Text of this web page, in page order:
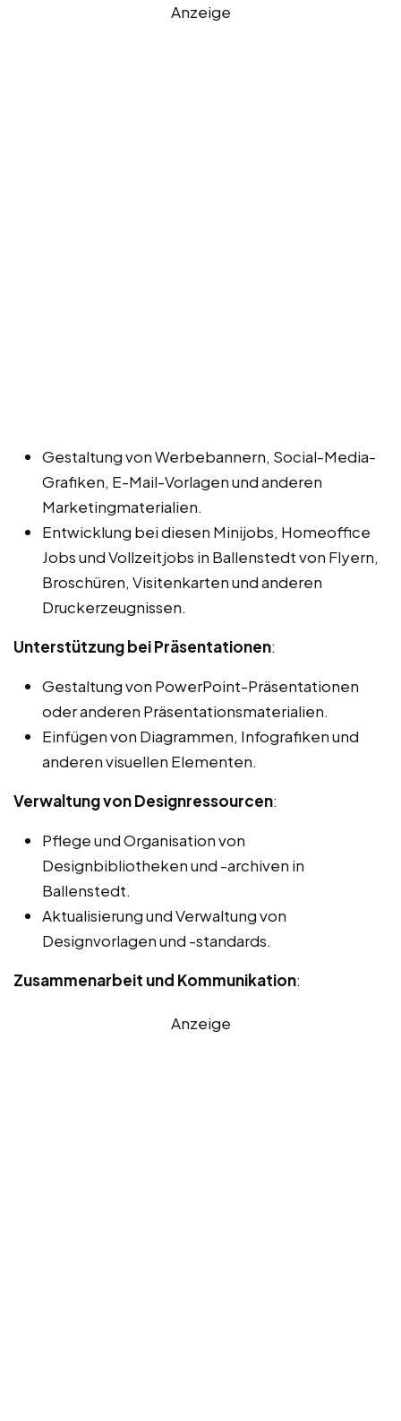
Anzeige
Gestaltung von Werbebannern, Social-Media-
Grafiken, E-Mail-Vorlagen und anderen
Marketingmaterialien.
Entwicklung bei diesen Minijobs, Homeoffice
Jobs und Vollzeitjobs in Ballenstedt von Flyern,
Broschüren, Visitenkarten und anderen
Druckerzeugnissen.
Unterstützung bei Präsentationen:
Gestaltung von PowerPoint-Präsentationen
oder anderen Präsentationsmaterialien.
Einfügen von Diagrammen, Infografiken und
anderen visuellen Elementen.
Verwaltung von Designressourcen:
Pflege und Organisation von
Designbibliotheken und -archiven in
Ballenstedt.
Aktualisierung und Verwaltung von
Designvorlagen und -standards.
Zusammenarbeit und Kommunikation:
Anzeige